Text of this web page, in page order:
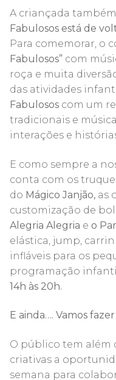
A criançada
Fabulosos está de
Para comemorar, o
Fabulosos” com
roça e muita
das atividades
Fabulosos com um
tradicionais e
interações e
E como sempre a
conta com os
do Mágico Janjão, as
customização de
Alegria Alegria e o
elástica, jump,
infláveis para os
programação
14h às 20h.
E ainda…. Vamos
O público tem além
criativas a
semana para